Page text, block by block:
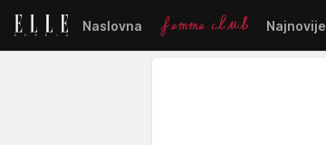
Naslovna Najnovije